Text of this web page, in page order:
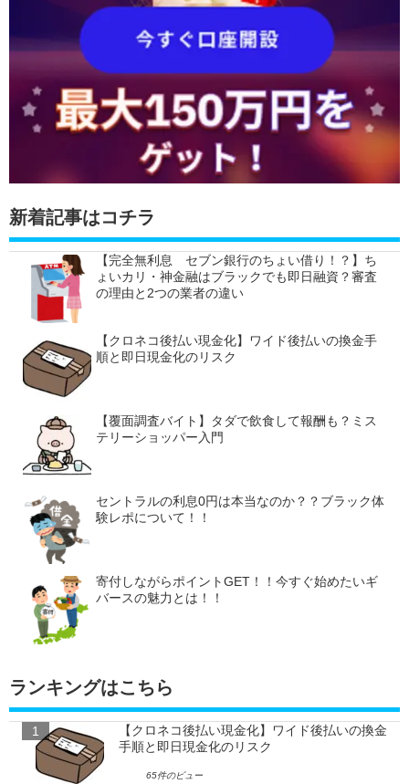
新着記事はコチラ
【完全無利息 セブン銀行のちょい借り！？】ち
ょいカリ・神金融はブラックでも即日融資？審査
の理由と2つの業者の違い
【クロネコ後払い現金化】ワイド後払いの換金手
順と即日現金化のリスク
【覆面調査バイト】タダで飲食して報酬も？ミス
テリーショッパー入門
セントラルの利息0円は本当なのか？？ブラック体
験レポについて！！
寄付しながらポイントGET！！今すぐ始めたいギ
バースの魅力とは！！
ランキングはこちら
【クロネコ後払い現金化】ワイド後払いの換金
手順と即日現金化のリスク
65件のビュー